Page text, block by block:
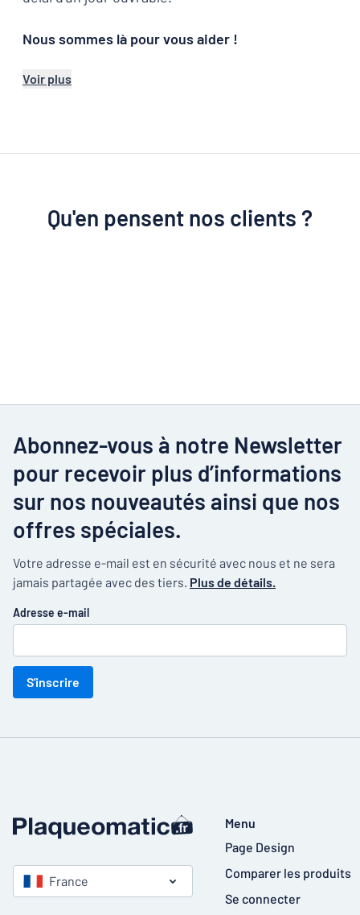
Nous sommes là pour vous aider !
Voir plus
Qu'en pensent nos clients ?
Abonnez-vous à notre Newsletter
pour recevoir plus d’informations
sur nos nouveautés ainsi que nos
offres spéciales.
Votre adresse e-mail est en sécurité avec nous et ne sera
jamais partagée avec des tiers. Plus de détails.
Adresse e-mail
S'inscrire
France
Menu
Page Design
Comparer les produits
Se connecter